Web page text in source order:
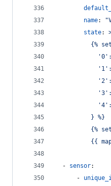
name: "
state:
{%
          } %}
{%
{{
  -
sensor:
      -